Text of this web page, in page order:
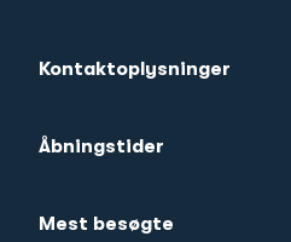
Kontaktoplysninger
Åbningstider
Mest besøgte